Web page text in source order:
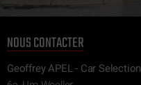
NOUS CONTACTER
Geoffrey APEL - Car Selection